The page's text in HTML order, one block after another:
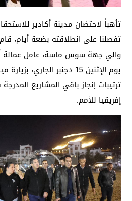
تأهباً لاحتضان مدينة أكادير
تفصلنا على انطلاقته بضعة أيام،
والي جهة سوس ماسة، عامل عمالة
يوم الإثنين 15 دجنبر
ترتيبات إنجاز باقي المشاريع
إفريقيا للأمم.